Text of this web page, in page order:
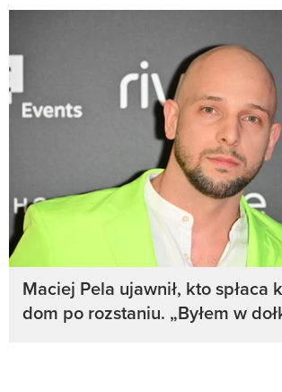
Maciej Pela ujawnił, kto spłaca
dom po rozstaniu. „Byłem w